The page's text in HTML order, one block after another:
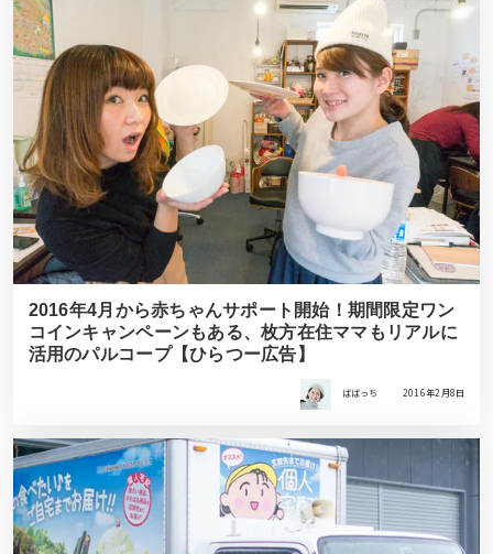
2016年4月から赤ちゃんサポート開始！期間限定ワン
コインキャンペーンもある、枚方在住ママもリアルに
活用のパルコープ【ひらつー広告】
ばばっち 2016年2月8日